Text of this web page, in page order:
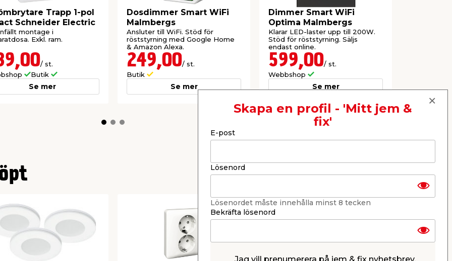
Trapp 1-pol
Schneider Electric
montage i
Exkl. ram.
/ st.
Butik
Se mer
Dosdimmer Smart WiFi
Malmbergs
Ansluter till WiFi. Stöd för
röststyrning med Google Home
& Amazon Alexa.
249,00/ st.
Butik
Se mer
Dimmer Smart WiFi
Optima Malmbergs
Klarar LED-laster upp till 200W.
Stöd för röststyrning. Säljs
endast online.
599,00/ st.
Webbshop
Se mer
Skapa en profil - 'Mitt jem &
fix'
E-post
Lösenord
Lösenordet måste innehålla minst 8 tecken
Bekräfta lösenord